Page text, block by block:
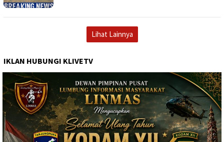
Lihat Lainnya
IKLAN HUBUNGI KLIVETV